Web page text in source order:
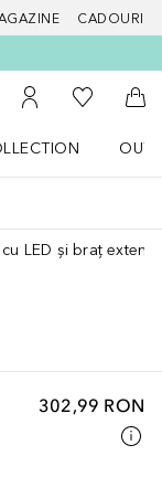
CADOURI
Găsire magazin
Către Contul meu
Către
LED și braț
302,99 RON